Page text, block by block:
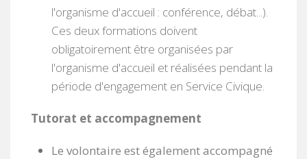
l'organisme d'accueil : conférence, débat...).
Ces deux formations doivent
obligatoirement être organisées par
l'organisme d'accueil et réalisées pendant la
période d'engagement en Service Civique.
Tutorat et accompagnement
Le volontaire est également accompagné